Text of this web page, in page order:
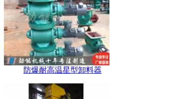
防爆耐高温星型卸料器